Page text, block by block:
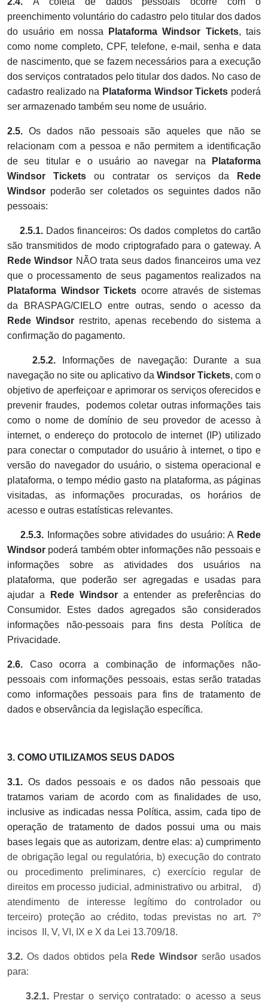
preenchimento voluntário do cadastro pelo titular dos dados
do usuário em nossa
PlataformaWindsor Tickets, tais
como nome completo, CPF, telefone, e-mail, senha e data
de nascimento, que se fazem necessários para a execução
dos serviços contratados pelo titular dos dados. No caso de
cadastro realizado na Plataforma Windsor Tickets poderá
ser armazenado também seu nome de usuário.
2.5. Os dados não pessoais são aqueles que não se
relacionam com a pessoa e não permitem a identificação
de seu titular e o usuário ao navegar na
Plataforma
Windsor Tickets ou contratar os serviços da
Rede
Windsor poderão ser coletados os seguintes dados não
pessoais:
2.5.1. Dados financeiros: Os dados completos do cartão
são transmitidos de modo criptografado para o gateway. A
Rede Windsor NÃO trata seus dados financeiros uma vez
que o processamento de seus pagamentos realizados na
Plataforma Windsor Tickets ocorre através de sistemas
da BRASPAG/CIELO entre outras, sendo o acesso da
Rede Windsor restrito, apenas recebendo do sistema a
confirmação do pagamento.
2.5.2. Informações de navegação: Durante a sua
navegação no site ou aplicativo da Windsor Tickets, com o
objetivo de aperfeiçoar e aprimorar os serviços oferecidos e
prevenir fraudes, podemos coletar outras informações tais
como o nome de domínio de seu provedor de acesso à
internet, o endereço do protocolo de internet (IP) utilizado
para conectar o computador do usuário à internet, o tipo e
versão do navegador do usuário, o sistema operacional e
plataforma, o tempo médio gasto na plataforma, as páginas
visitadas, as informações procuradas, os horários de
acesso e outras estatísticas relevantes.
2.5.3. Informações sobre atividades do usuário: A Rede
Windsor poderá também obter informações não pessoais e
informações sobre as atividades dos usuários na
plataforma, que poderão ser agregadas e usadas para
ajudar a
Rede Windsora entender as preferências do
Consumidor. Estes dados agregados são considerados
informações não-pessoais para fins desta Política de
Privacidade.
2.6. Caso ocorra a combinação de informações não-
pessoais com informações pessoais, estas serão tratadas
como informações pessoais para fins de tratamento de
dados e observância da legislação específica.
3. COMO UTILIZAMOS SEUS DADOS
3.1. Os dados pessoais e os dados não pessoais que
tratamos variam de acordo com as finalidades de uso,
inclusive as indicadas nessa Política, assim, cada tipo de
operação de tratamento de dados possui uma ou mais
bases legais que as autorizam, dentre elas: a) cumprimento
de obrigação legal ou regulatória, b) execução do contrato
ou procedimento preliminares, c) exercício regular de
direitos em processo judicial, administrativo ou arbitral, d)
atendimento de interesse legítimo do controlador ou
terceiro) proteção ao crédito, todas previstas no art. 7º
incisos II, V, VI, IX e X da Lei 13.709/18.
3.2. Os dados obtidos pela Rede Windsor serão usados
para:
3.2.1. Prestar o serviço contratado: o acesso a seus